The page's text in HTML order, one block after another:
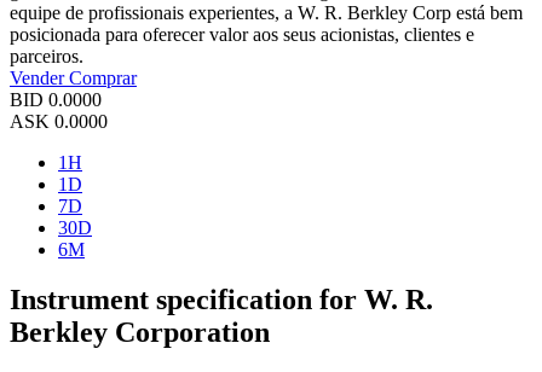
equipe de profissionais experientes, a W. R. Berkley Corp está bem
posicionada para oferecer valor aos seus acionistas, clientes e
parceiros.
VenderComprar
BID 0.0000
ASK 0.0000
1H
1D
7D
30D
6M
Instrument specification for W. R.
Berkley Corporation